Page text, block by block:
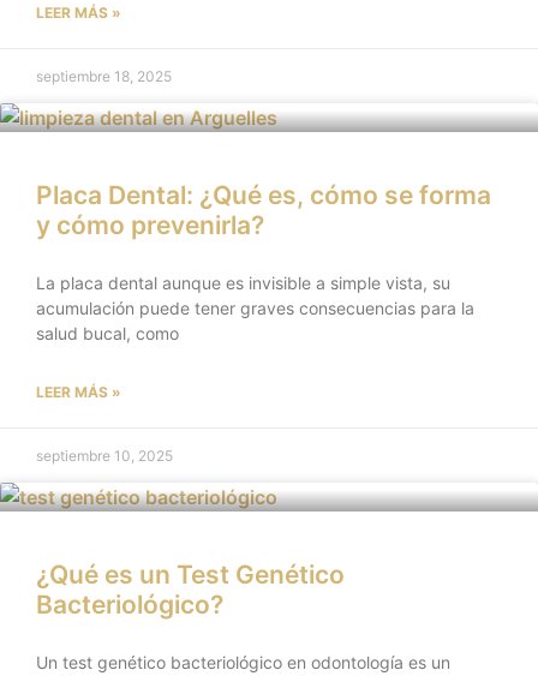
LEER MÁS »
septiembre 18, 2025
Placa Dental: ¿Qué es, cómo se forma
y cómo prevenirla?
La placa dental aunque es invisible a simple vista, su
acumulación puede tener graves consecuencias para la
salud bucal, como
LEER MÁS »
septiembre 10, 2025
¿Qué es un Test Genético
Bacteriológico?
Un test genético bacteriológico en odontología es un